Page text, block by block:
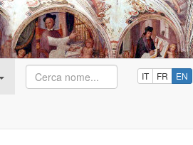
IT FR EN